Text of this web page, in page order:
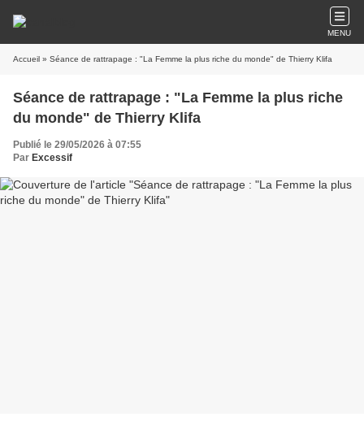
MENU
Accueil » Séance de rattrapage : "La Femme la plus riche du monde" de Thierry Klifa
Séance de rattrapage : "La Femme la plus riche
du monde" de Thierry Klifa
Publié le 29/05/2026 à 07:55
Par Excessif